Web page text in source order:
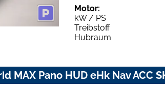
Motor:
kW / PS
Treibstoff
Hubraum
MAX Pano HUD eHk Nav ACC